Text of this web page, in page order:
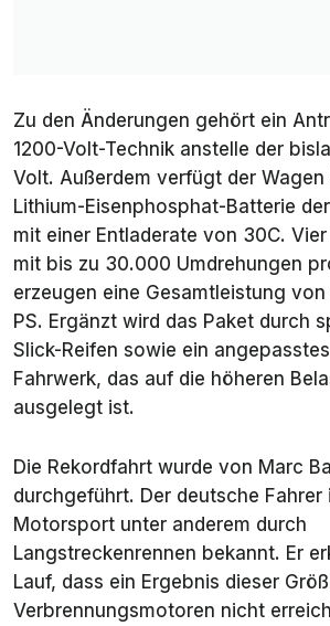
Zu den Änderungen gehört ein
1200-Volt-Technik anstelle der
Volt. Außerdem verfügt der Wagen
Lithium-Eisenphosphat-Batterie
mit einer Entladerate von 30C.
mit bis zu 30.000 Umdrehungen
erzeugen eine Gesamtleistung
PS. Ergänzt wird das Paket durch
Slick-Reifen sowie ein
Fahrwerk, das auf die höheren
ausgelegt ist.
Die Rekordfahrt wurde von Marc
durchgeführt. Der deutsche Fahrer
Motorsport unter anderem durch
Langstreckenrennen bekannt. Er
Lauf, dass ein Ergebnis dieser
Verbrennungsmotoren nicht